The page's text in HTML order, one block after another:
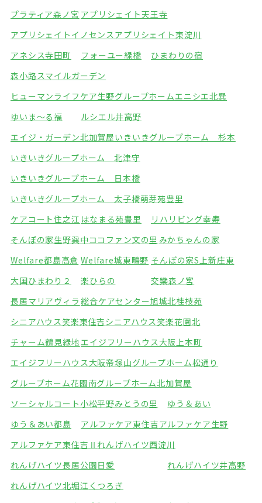
プラティア森ノ宮 アプリシェイト天王寺
アプリシェイトイノセンスアプリシェイト東淀川
アネシス寺田町
フォーユー緑橋
ひまわりの宿
森小路スマイルガーデン
ヒューマンライフケア生野グループホームエニシエ北巽
ゆいま～る福
ルシエル井高野
エイジ・ガーデン北加賀屋いきいきグループホーム 杉本
いきいきグループホーム 北津守
いきいきグループホーム 日本橋
いきいきグループホーム 太子橋萌芽苑豊里
ケアコート住之江 はなまる苑豊里
リハリビング幸寿
そんぽの家生野巽中ココファン文の里 みかちゃんの家
Welfare都島高倉 Welfare城東鴫野 そんぽの家S上新庄東
大国ひまわり２
楽ひらの
交欒森ノ宮
長居マリアヴィラ 総合ケアセンター旭城北桂枝苑
シニアハウス笑楽東住吉シニアハウス笑楽花園北
チャーム鶴見緑地エイジフリーハウス大阪上本町
エイジフリーハウス大阪帝塚山グループホーム松通り
グループホーム花園南グループホーム北加賀屋
ソーシャルコート小松平野みとうの里
ゆう＆あい
ゆう＆あい都島
アルファケア東住吉アルファケア生野
アルファケア東住吉Ⅱ れんげハイツ西淀川
れんげハイツ長居公園日愛
れんげハイツ井高野
れんげハイツ北堀江 くつろぎ